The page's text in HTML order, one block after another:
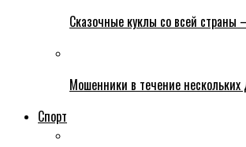
Сказочные куклы со всей страны
Мошенники в течение нескольких
Спорт